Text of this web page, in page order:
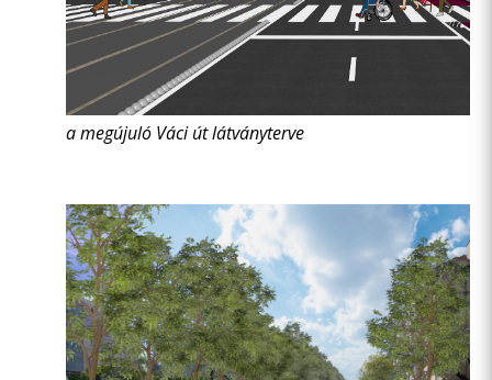
a megújuló Váci út látványterve